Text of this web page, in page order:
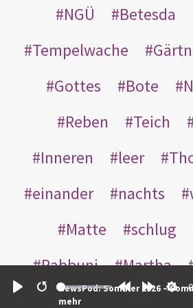
Restart
NewsPod: Sommer 2026 –
mehr
NGÜ
Betesda
Tempelwache
Gottes
Bote
Reben
Teich
Inneren
leer
einander
nachts
Matte
schlug
Rabbuni
Martha
gewaschen